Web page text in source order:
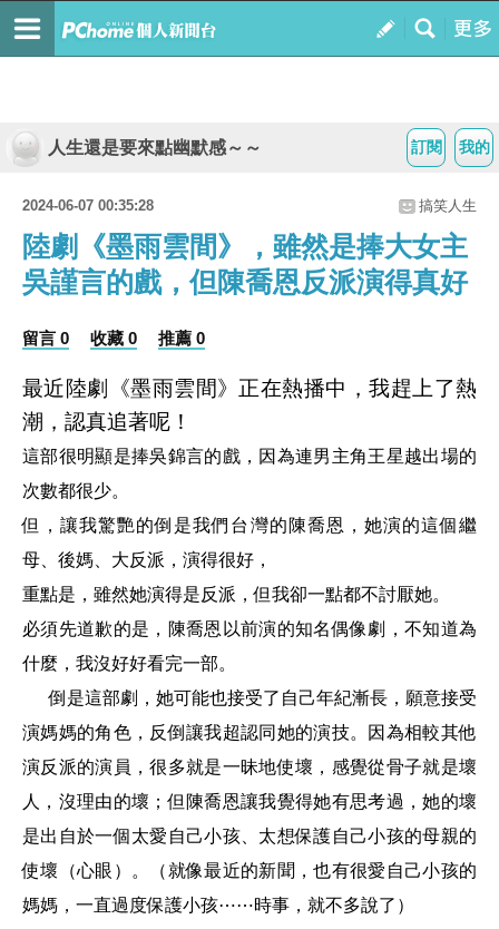
我的
訂閱
人生還是要來點幽默感～～
2024-06-07 00:35:28 搞笑人生
陸劇《墨雨雲間》，雖然是捧大女主
吳謹言的戲，但陳喬恩反派演得真好
留言 0 收藏 0 推薦 0
最近陸劇《墨雨雲間》正在熱播中，我趕上了熱
潮，認真追著呢！
這部很明顯是捧吳錦言的戲，因為連男主角王星越出場的
次數都很少。
但，讓我驚艷的倒是我們台灣的陳喬恩，她演的這個繼
母、後媽、大反派，演得很好，
重點是，雖然她演得是反派，但我卻一點都不討厭她。
必須先道歉的是，陳喬恩以前演的知名偶像劇，不知道為
什麼，我沒好好看完一部。
倒是這部劇，她可能也接受了自己年紀漸長，願意接受
演媽媽的角色，反倒讓我超認同她的演技。因為相較其他
演反派的演員，很多就是一昧地使壞，感覺從骨子就是壞
人，沒理由的壞；但陳喬恩讓我覺得她有思考過，她的壞
是出自於一個太愛自己小孩、太想保護自己小孩的母親的
使壞（心眼）。
（就像最近的新聞，也有很愛自己小孩的
媽媽，一直過度保護小孩⋯⋯時事，就不多說了）